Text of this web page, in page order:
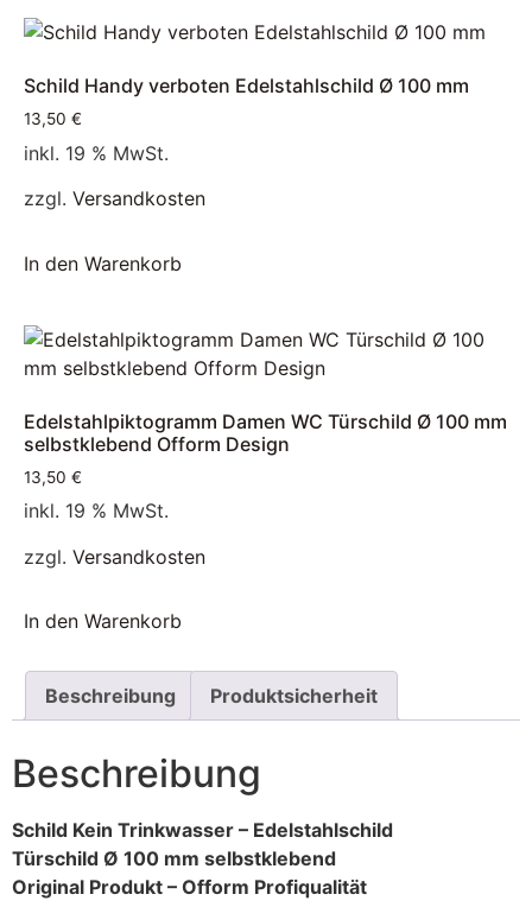
Schild Handy verboten Edelstahlschild Ø 100 mm
13,50 €
inkl. 19 % MwSt.
zzgl. Versandkosten
In den Warenkorb
Edelstahlpiktogramm Damen WC Türschild Ø 100 mm
selbstklebend Ofform Design
13,50 €
inkl. 19 % MwSt.
zzgl. Versandkosten
In den Warenkorb
Beschreibung Produktsicherheit
Beschreibung
Schild Kein Trinkwasser – Edelstahlschild
Türschild Ø 100 mm selbstklebend
Original Produkt – Ofform Profiqualität